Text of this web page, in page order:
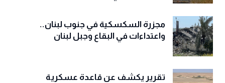
مجزرة السكسكية في جنوب لبنان..
واعتداءات في البقاع وجبل لبنان
تقرير يكشف عن قاعدة عسكرية